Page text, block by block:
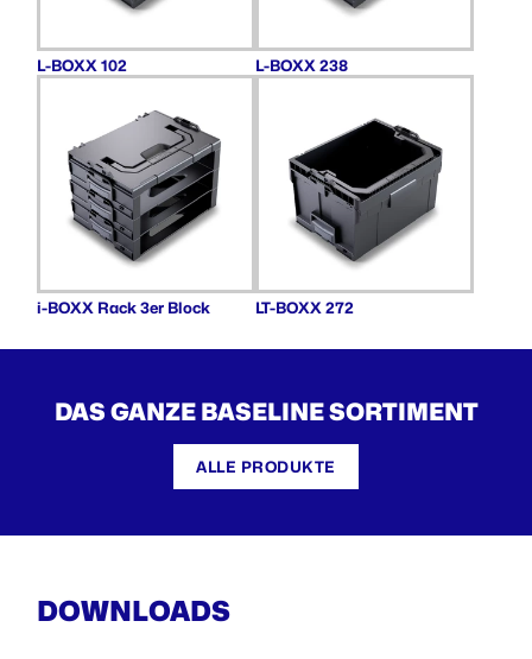
L-BOXX 102 L-BOXX 238
i-BOXX Rack 3er Block LT-BOXX 272
DAS GANZEBASELINESORTIMENT
ALLE PRODUKTE
DOWNLOADS